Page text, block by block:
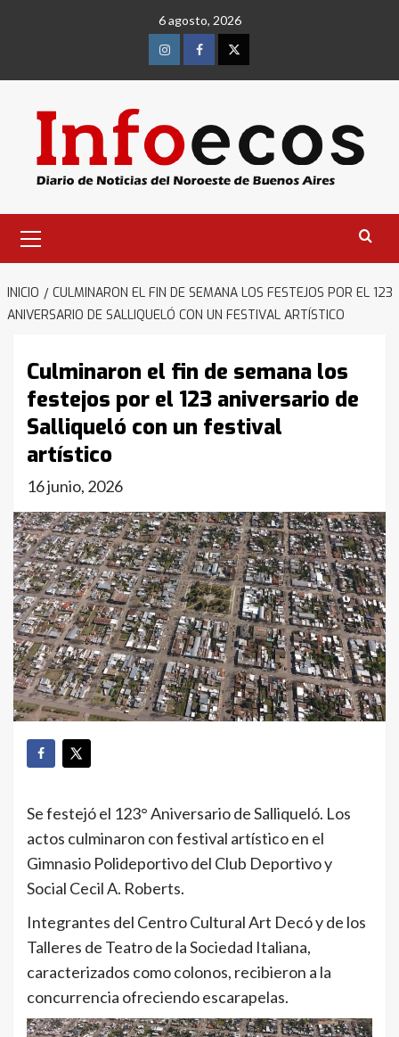
6 agosto, 2026
InstagramFacebookTwitter
primario
INICIO
CULMINARON EL FIN DE SEMANA LOS FESTEJOS POR EL 123
ANIVERSARIO DE SALLIQUELÓ CON UN FESTIVAL ARTÍSTICO
Culminaron el fin de semana los
festejos por el 123 aniversario de
Salliqueló con un festival
artístico
16 junio, 2026
Se festejó el 123° Aniversario de Salliqueló. Los
actos culminaron con festival artístico en el
Gimnasio Polideportivo del Club Deportivo y
Social Cecil A. Roberts.
Integrantes del Centro Cultural Art Decó y de los
Talleres de Teatro de la Sociedad Italiana,
caracterizados como colonos, recibieron a la
concurrencia ofreciendo escarapelas.